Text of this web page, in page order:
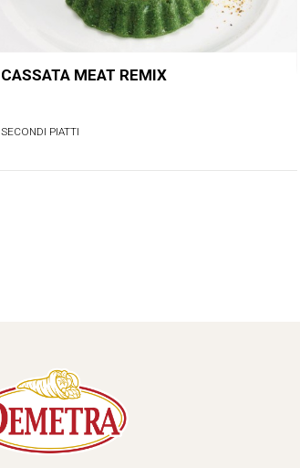
CASSATA MEAT REMIX
SECONDI PIATTI